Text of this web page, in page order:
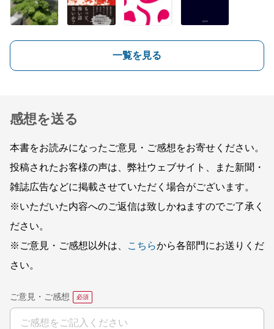
一覧を見る
感想を送る
本書をお読みになったご意見・ご感想をお寄せください。
投稿されたお客様の声は、弊社ウェブサイト、また新聞・
雑誌広告などに掲載させていただく場合がございます。
※いただいた内容へのご返信は致しかねますのでご了承く
ださい。
※ご意見・ご感想以外は、
こちらから各部門にお送りくだ
さい。
ご意見・ご感想